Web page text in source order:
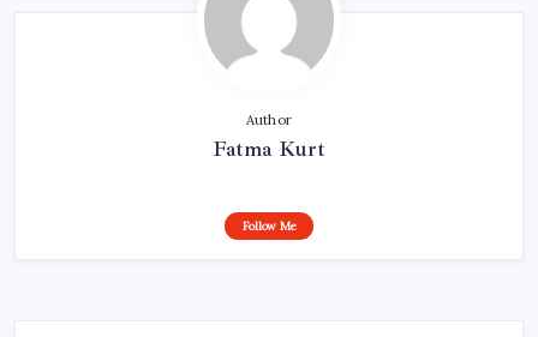
Author
Fatma Kurt
Follow Me